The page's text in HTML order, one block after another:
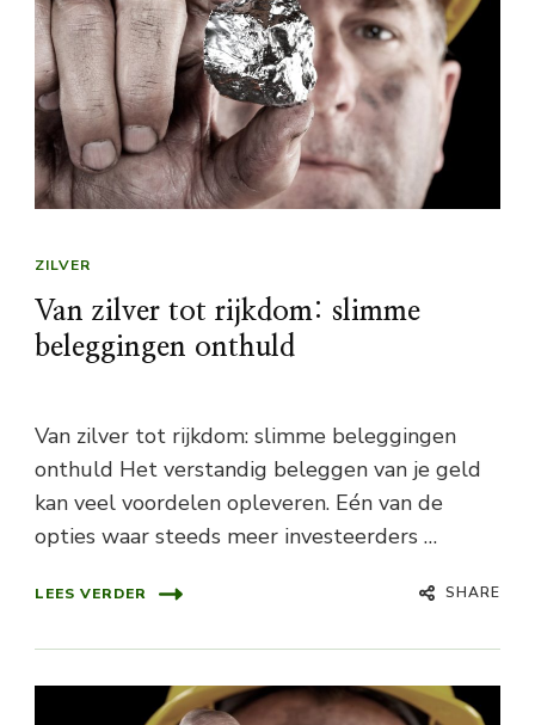
ZILVER
Van zilver tot rijkdom: slimme
beleggingen onthuld
Van zilver tot rijkdom: slimme beleggingen
onthuld Het verstandig beleggen van je geld
kan veel voordelen opleveren. Eén van de
opties waar steeds meer investeerders …
LEES VERDER SHARE